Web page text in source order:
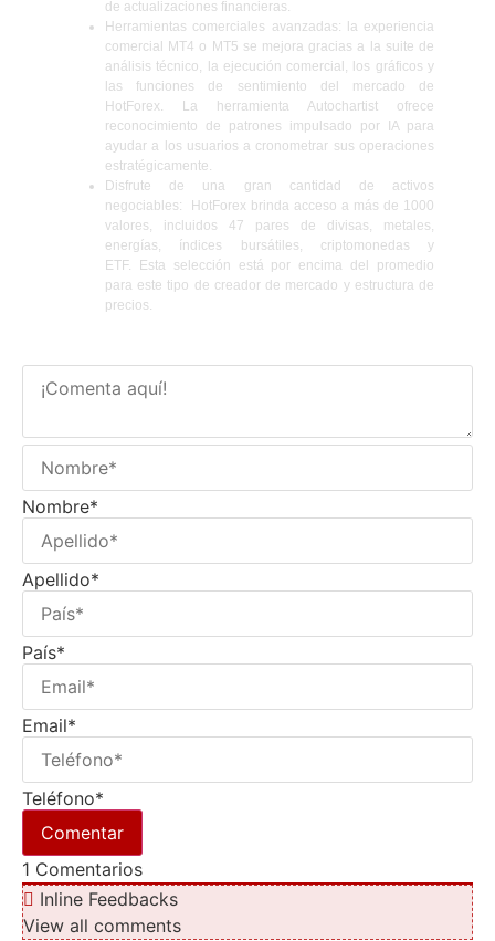
de actualizaciones financieras.
Herramientas comerciales avanzadas: la experiencia
comercial MT4 o MT5 se mejora gracias a la suite de
análisis técnico, la ejecución comercial, los gráficos y
las funciones de sentimiento del mercado de
HotForex. La herramienta Autochartist ofrece
reconocimiento de patrones impulsado por IA para
ayudar a los usuarios a cronometrar sus operaciones
estratégicamente.
Disfrute de una gran cantidad de activos
negociables: HotForex brinda acceso a más de 1000
valores, incluidos 47 pares de divisas, metales,
energías, índices bursátiles, criptomonedas y
ETF. Esta selección está por encima del promedio
para este tipo de creador de mercado y estructura de
precios.
Nombre*
Apellido*
País*
Email*
Teléfono*
1 Comentarios
Inline Feedbacks
View all comments